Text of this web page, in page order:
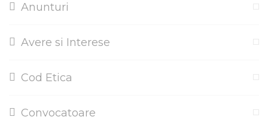
Anunturi
Avere si Interese
Cod Etica
Convocatoare